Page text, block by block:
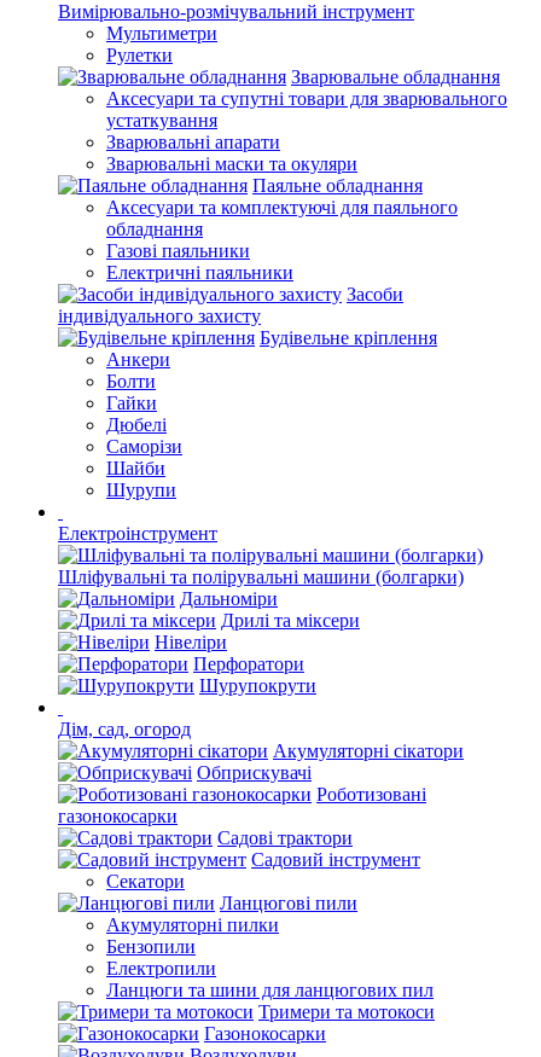
Вимірювально-розмічувальний інструмент
Мультиметри
Рулетки
Зварювальне обладнання
Аксесуари та супутні товари для зварювального
устаткування
Зварювальні апарати
Зварювальні маски та окуляри
Паяльне обладнання
Аксесуари та комплектуючі для паяльного
обладнання
Газові паяльники
Електричні паяльники
Засоби
індивідуального захисту
Будівельне кріплення
Анкери
Болти
Гайки
Дюбелі
Саморізи
Шайби
Шурупи
Електроінструмент
Шліфувальні та полірувальні машини (болгарки)
Дальноміри
Дрилі та міксери
Нівеліри
Перфоратори
Шурупокрути
Дім, сад, огород
Акумуляторні сікатори
Обприскувачі
Роботизовані
газонокосарки
Садові трактори
Садовий інструмент
Секатори
Ланцюгові пили
Акумуляторні пилки
Бензопили
Електропили
Ланцюги та шини для ланцюгових пил
Тримери та мотокоси
Газонокосарки